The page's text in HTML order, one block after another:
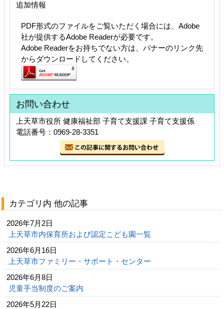
追加情報
PDF形式のファイルをご覧いただく場合には、Adobe
社が提供するAdobe Readerが必要です。
Adobe Readerをお持ちでない方は、バナーのリンク先
からダウンロードしてください。
お問い合わせ
上天草市役所 健康福祉部 子育て支援課 子育て支援係
電話番号：0969-28-3351
カテゴリ内 他の記事
2026年7月2日
上天草市内保育所および認定こども園一覧
2026年6月16日
上天草市ファミリー・サポート・センター
2026年6月8日
児童手当制度のご案内
2026年5月22日